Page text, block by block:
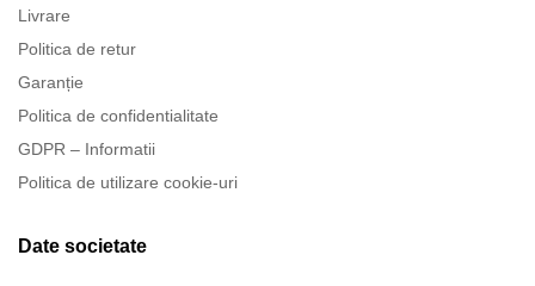
Livrare
Politica de retur
Garanție
Politica de confidentialitate
GDPR – Informatii
Politica de utilizare cookie-uri
Date societate